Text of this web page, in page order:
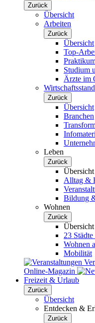
Zurück
Übersicht
Arbeiten
Zurück
Übersicht
Top-
Studium
Ärzte im
Zurück
Übersicht
Branchen
Leben
Zurück
Übersicht
Alltag &
Bildung
Wohnen
Zurück
Übersicht
23
Wohnen
Mobilität
Online-Magazin
Freizeit & Urlaub
Zurück
Übersicht
Entdecken &
Zurück